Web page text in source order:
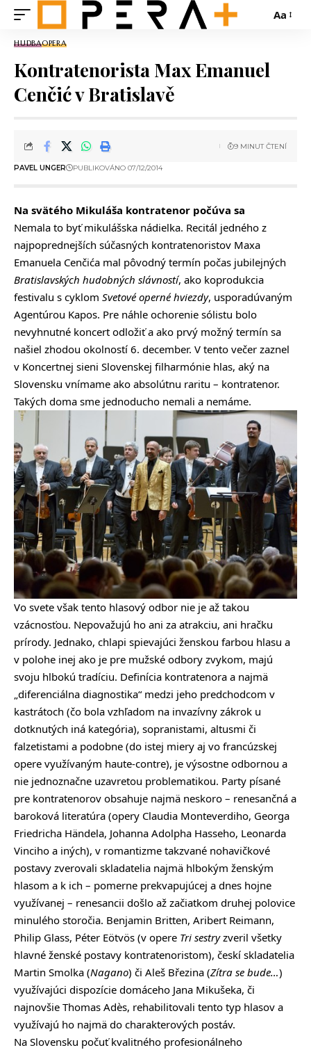
Aa
HUDBAOPERA
Kontratenorista Max Emanuel
Cenčić v Bratislavě
PAVEL UNGER PUBLIKOVÁNO 07/12/2014
9 MINUT ČTENÍ
Na svätého Mikuláša kontratenor počúva sa
Nemala to byť mikulášska nádielka. Recitál jedného z
najpoprednejších súčasných kontratenoristov Maxa
Emanuela Cenčića mal pôvodný termín počas jubilejných
Bratislavských hudobných slávností, ako koprodukcia
festivalu s cyklom Svetové operné hviezdy, usporadúvaným
Agentúrou Kapos. Pre náhle ochorenie sólistu bolo
nevyhnutné koncert odložiť a ako prvý možný termín sa
našiel zhodou okolností 6. december. V tento večer zaznel
v Koncertnej sieni Slovenskej filharmónie hlas, aký na
Slovensku vnímame ako absolútnu raritu – kontratenor.
Takých doma sme jednoducho nemali a nemáme.
Vo svete však tento hlasový odbor nie je až takou
vzácnosťou. Nepovažujú ho ani za atrakciu, ani hračku
prírody. Jednako, chlapi spievajúci ženskou farbou hlasu a
v polohe inej ako je pre mužské odbory zvykom, majú
svoju hlbokú tradíciu. Definícia kontratenora a najmä
„diferenciálna diagnostika“ medzi jeho predchodcom v
kastrátoch (čo bola vzhľadom na invazívny zákrok u
dotknutých iná kategória), sopranistami, altusmi či
falzetistami a podobne (do istej miery aj vo francúzskej
opere využívaným haute-contre), je výsostne odbornou a
nie jednoznačne uzavretou problematikou. Party písané
pre kontratenorov obsahuje najmä neskoro – renesančná a
baroková literatúra (opery Claudia Monteverdiho, Georga
Friedricha Händela, Johanna Adolpha Hasseho, Leonarda
Vinciho a iných), v romantizme takzvané nohavičkové
postavy zverovali skladatelia najmä hlbokým ženským
hlasom a k ich – pomerne prekvapujúcej a dnes hojne
využívanej – renesancii došlo až začiatkom druhej polovice
minulého storočia. Benjamin Britten, Aribert Reimann,
Philip Glass, Péter Eötvös (v opere Tri sestryzveril všetky
hlavné ženské postavy kontratenoristom), českí skladatelia
Martin Smolka (Nagano) či Aleš Březina (Zítra se bude…)
využívajúci dispozície domáceho Jana Mikušeka, či
najnovšie Thomas Adès, rehabilitovali tento typ hlasov a
využívajú ho najmä do charakterových postáv.
Na Slovensku počuť kvalitného profesionálneho